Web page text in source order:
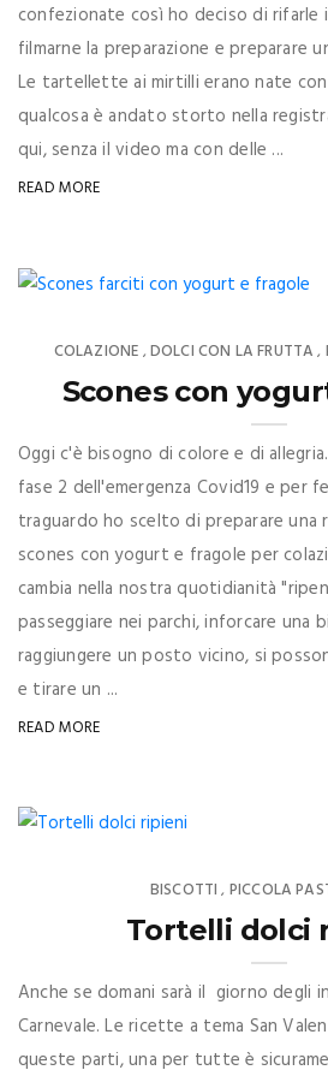
confezionate così ho deciso di rifarle
filmarne la preparazione e preparare
Le tartellette ai mirtilli erano nate
qualcosa è andato storto nella
qui, senza il video ma con delle ...
READ MORE
COLAZIONE ,DOLCI CON LA FRUTTA ,
Scones con
Oggi c'è bisogno di colore e di
fase 2 dell'emergenza Covid19 e per
traguardo ho scelto di preparare
scones con yogurt e fragole per
cambia nella nostra quotidianità
passeggiare nei parchi, inforcare una
raggiungere un posto vicino, si
e tirare un ...
READ MORE
BISCOTTI , PICCOLA
Tortelli dolci
Anche se domani sarà il giorno degli
Carnevale. Le ricette a tema San
queste parti, una per tutte è